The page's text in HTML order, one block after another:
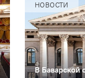
НОВОСТИ
В Баварской